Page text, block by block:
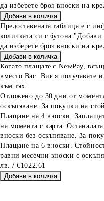
да изберете броя вноски на
Предоставената таблица е с
количката си с бутона
да изберете броя вноски на
Когато плащате с NewPay,
вместо Вас. Вие я получавате
към тях:
Отложено до 30 дни от
оскъпяване. За покупки на
Плащане на 4 вноски.
на момента с карта.
вноски без оскъпяване. За
Плащане на 6 вноски.
равни месечни вноски с
лв. / €1022.61